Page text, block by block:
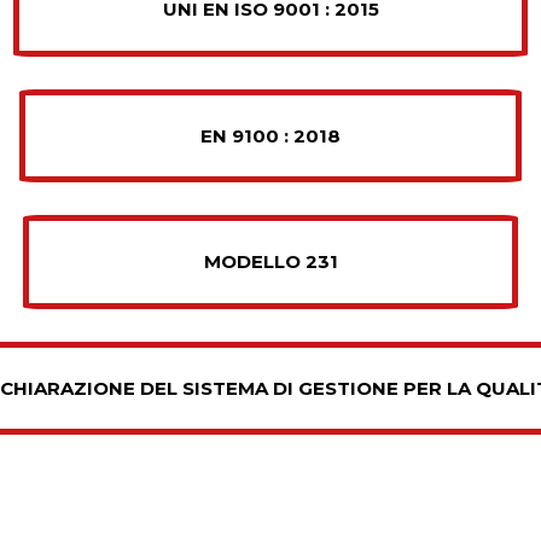
UNI EN ISO 9001 : 2015
EN 9100 : 2018
MODELLO 231
DEL SISTEMA DI GESTIONE PER LA